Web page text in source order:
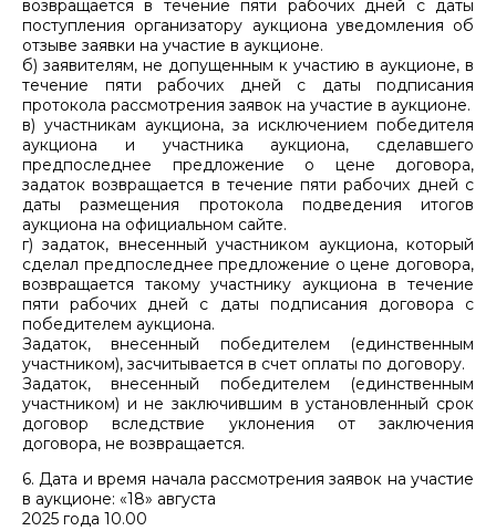
возвращается в течение пяти рабочих дней с даты
поступления организатору аукциона уведомления об
отзыве заявки на участие в аукционе.
б) заявителям, не допущенным к участию в аукционе, в
течение пяти рабочих дней с даты подписания
протокола рассмотрения заявок на участие в аукционе.
в) участникам аукциона, за исключением победителя
аукциона и участника аукциона, сделавшего
предпоследнее предложение о цене договора,
задаток возвращается в течение пяти рабочих дней с
даты размещения протокола подведения итогов
аукциона на официальном сайте.
г) задаток, внесенный участником аукциона, который
сделал предпоследнее предложение о цене договора,
возвращается такому участнику аукциона в течение
пяти рабочих дней с даты подписания договора с
победителем аукциона.
Задаток, внесенный победителем (единственным
участником), засчитывается в счет оплаты по договору.
Задаток, внесенный победителем (единственным
участником) и не заключившим в установленный срок
договор вследствие уклонения от заключения
договора, не возвращается.
6. Дата и время начала рассмотрения заявок на участие
в аукционе: «18» августа
2025 года 10.00